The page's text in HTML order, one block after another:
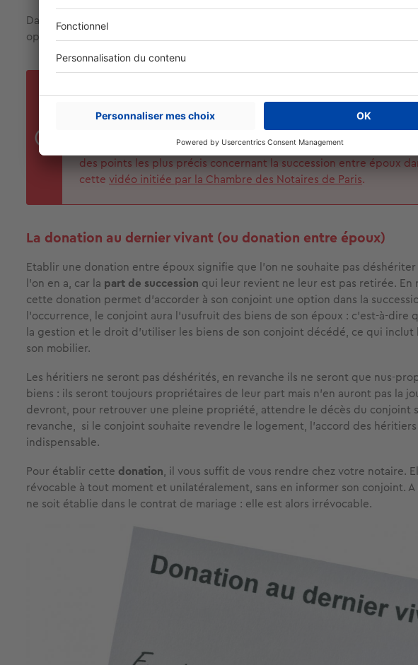
Dans l’un de ces trois cas de figure, les époux auront tout intérêt à opter pour
options suivantes, afin deprotéger leur conjointen cas de décès.
Si vous souhaitez des informations adaptées à votre profil, rendez-
chez un notaire qui saura vous orienter en fonction de vos
matière de succession. En attendant, vous pouvez prendre
des points les plus précis concernant la succession entre époux
cette vidéo initiée par la Chambre des Notaires de Paris.
La donation au dernier vivant (ou donation entre époux)
Etablir une donation entre époux signifie que l’on ne souhaite pas déshériter
l’on en a, car la part de succession qui leur revient ne leur est pas retirée. En
cette donation permet d’accorder à son conjoint une option dans la
l’occurrence, le conjoint aura l’usufruit des biens de son époux : c’est-à-dire
la gestion et le droit d’utiliser les biens de son conjoint décédé, ce qui
son mobilier.
Les héritiers ne seront pas déshérités, en revanche ils ne seront que nus-
biens : ils seront toujours propriétaires de leur part mais n'en auront pas la
devront, pour retrouver une pleine propriété, attendre le décès du conjoint
revanche, si le conjoint souhaite revendre le logement, l'accord des héritiers
indispensable.
Pour établir cette donation, il vous suffit de vous rendre chez votre notaire.
révocable à tout moment et unilatéralement, sans en informer son conjoint. A
ne soit établie dans le contrat de mariage : elle est alors irrévocable.